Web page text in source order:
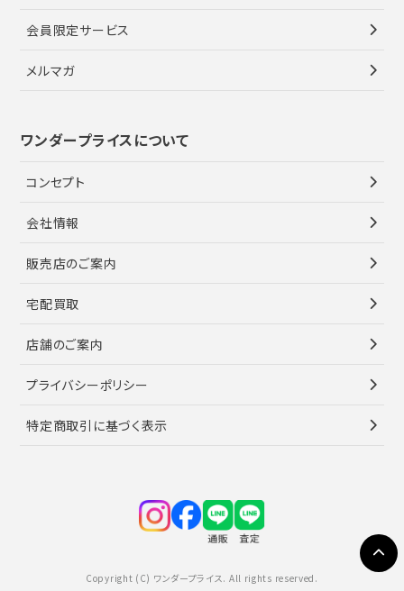
会員限定サービス
メルマガ
ワンダープライスについて
コンセプト
会社情報
販売店のご案内
宅配買取
店舗のご案内
プライバシーポリシー
特定商取引に基づく表示
Copyright (C) ワンダープライス. All rights reserved.